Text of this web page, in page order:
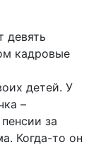
девять
кадровые
детей. У
–
за
Когда-то он